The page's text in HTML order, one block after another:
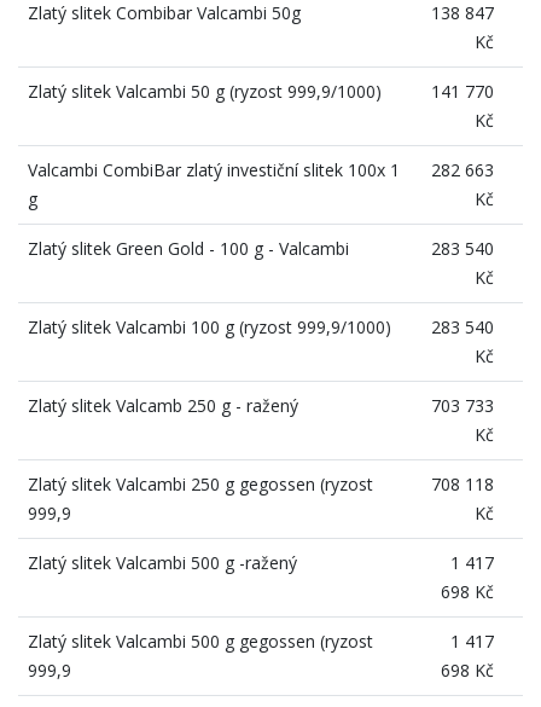
Zlatý slitek Combibar Valcambi 50g
138 847
Kč
Zlatý slitek Valcambi 50 g (ryzost 999,9/1000)
141 770
Kč
Valcambi CombiBar zlatý investiční slitek 100x 1
g
282 663
Kč
Zlatý slitek Green Gold - 100 g - Valcambi
283 540
Kč
Zlatý slitek Valcambi 100 g (ryzost 999,9/1000)
283 540
Kč
Zlatý slitek Valcamb 250 g - ražený
703 733
Kč
Zlatý slitek Valcambi 250 g gegossen (ryzost
999,9
708 118
Kč
Zlatý slitek Valcambi 500 g -ražený
1 417
698 Kč
Zlatý slitek Valcambi 500 g gegossen (ryzost
999,9
1 417
698 Kč